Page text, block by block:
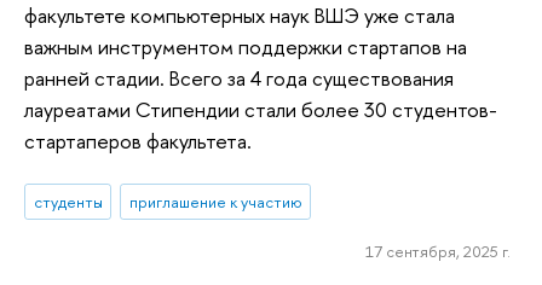
факультете компьютерных наук ВШЭ уже стала
важным инструментом поддержки стартапов на
ранней стадии. Всего за 4 года существования
лауреатами Стипендии стали более 30 студентов-
стартаперов факультета.
студенты приглашение к участию
17 сентября, 2025 г.